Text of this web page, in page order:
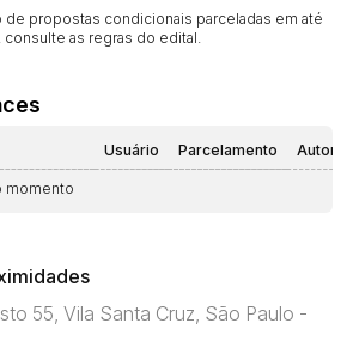
de propostas condicionais parceladas em até
consulte as regras do edital.
Usuário Parcelamento
momento
55, Vila Santa Cruz, São Paulo -